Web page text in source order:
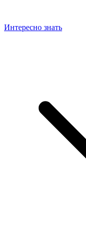
Интересно знать